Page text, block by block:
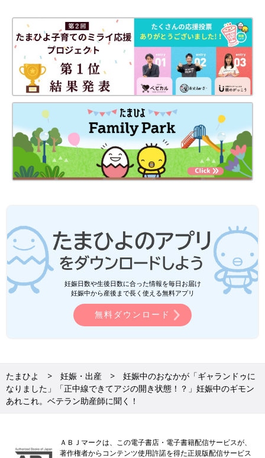
ダウンロード（無料）
つわりって何種類あるんでしょうか…？
【妊娠なめてました日記シーズン2
#9】
前回の妊娠は食べづわり・ニオイづわり・吐き
づわりの３点セットだったのですが、 今回はさ
らにプラスされ…
妊娠日数や生後日数に合った情報を毎日お届け
妊娠中から産後まで長く使える無料アプリ
無料ダウンロード
たまひよ 妊娠・出産
妊娠中のおなかが「ギャランドゥに
なりました」「正中線できてアジの開き状態！？」妊娠中のギモン
あれこれ。ベテラン助産師に聞く！
ＡＢＪマークは、この電子書店・電子書籍配信サービスが、
著作権者からコンテンツ使用許諾を得た正規版配信サービス